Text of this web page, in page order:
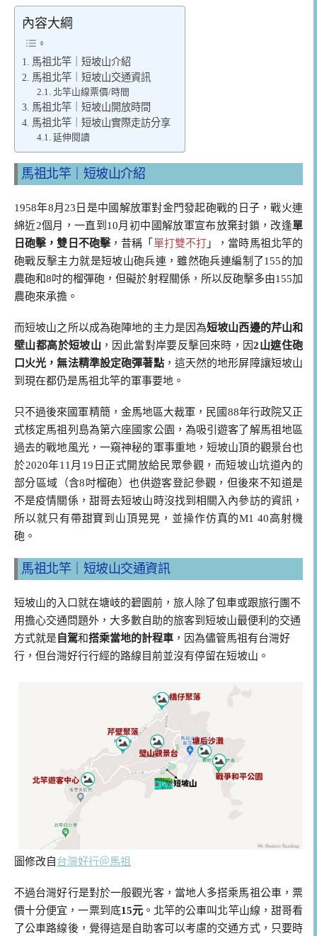
內容大綱
馬祖北竿｜短坡山介紹
馬祖北竿｜短坡山交通資訊
北竿山線票價/時間
馬祖北竿｜短坡山開放時間
馬祖北竿｜短坡山實際走訪分享
延伸閱讀
馬祖北竿｜短坡山介紹
1958年8月23日是中國解放軍對金門發起砲戰的日子，戰火連
綿近2個月，一直到10月初中國解放軍宣布放棄封鎖，改逢單
日砲擊，雙日不砲擊，昔稱「 單打雙不打 」，當時馬祖北竿的
砲戰反擊主力就是短坡山砲兵連，雖然砲兵連編制了155的加
農砲和8吋的榴彈砲，但礙於射程關係，所以反砲擊多由155加
農砲來承擔。
而短坡山之所以成為砲陣地的主力是因為短坡山西邊的芹山和
壁山都高於短坡山 ，因此當對岸要反擊回來時，因2山遮住砲
口火光，無法精準設定砲彈著點，這天然的地形屏障讓短坡山
到現在都仍是馬祖北竿的軍事要地。
只不過後來國軍精簡，金馬地區大裁軍，民國88年行政院又正
式核定馬祖列島為第六座國家公園，為吸引遊客了解馬祖地區
過去的戰地風光，一窺神秘的軍事重地，短坡山頂的觀景台也
於2020年11月19日正式開放給民眾參觀，而短坡山坑道內的
部分區域（含8吋榴砲）也供遊客登記參觀，但後來不知道是
不是疫情關係，甜哥去短坡山時沒找到相關入內參訪的資訊，
所以就只有帶甜寶到山頂晃晃，並操作仿真的M1 40高射機
砲。
馬祖北竿｜短坡山交通資訊
短坡山的入口就在塘岐的碧園前，旅人除了包車或跟旅行團不
用擔心交通問題外，大多數自助的旅客到短坡山最便利的交通
方式就是 自駕和搭乘當地的計程車 ，因為儘管馬祖有台灣好
行，但台灣好行行經的路線目前並沒有停留在短坡山。
圖修改自 台灣好行＠馬祖
不過台灣好行是對於一般觀光客，當地人多搭乘馬祖公車，票
價十分便宜，一票到底15元。北竿的公車叫北竿山線，甜哥看
了公車路線後，覺得這是自助客可以考慮的交通方式，只要時